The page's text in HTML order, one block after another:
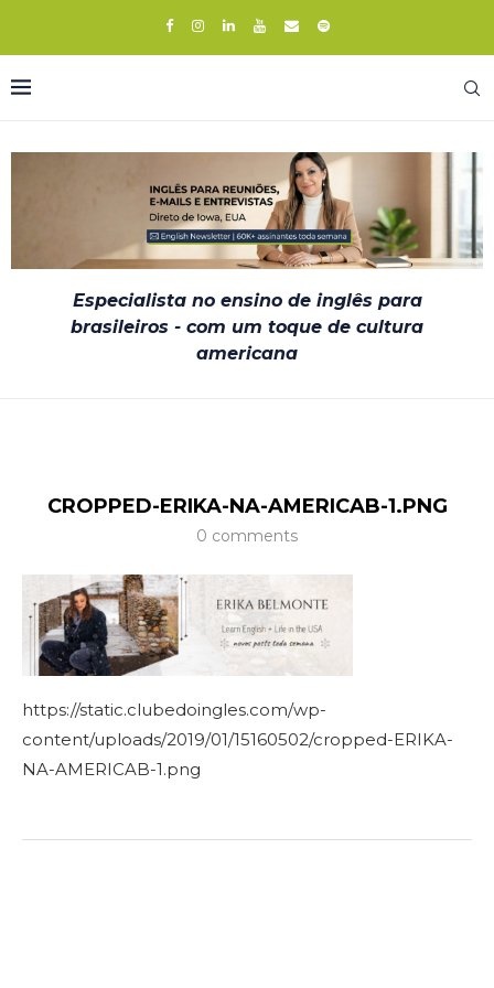
Especialista no ensino de inglês para
brasileiros - com um toque de cultura
americana
CROPPED-ERIKA-NA-AMERICAB-1.PNG
0 comments
https://static.clubedoingles.com/wp-
content/uploads/2019/01/15160502/cropped-ERIKA-
NA-AMERICAB-1.png